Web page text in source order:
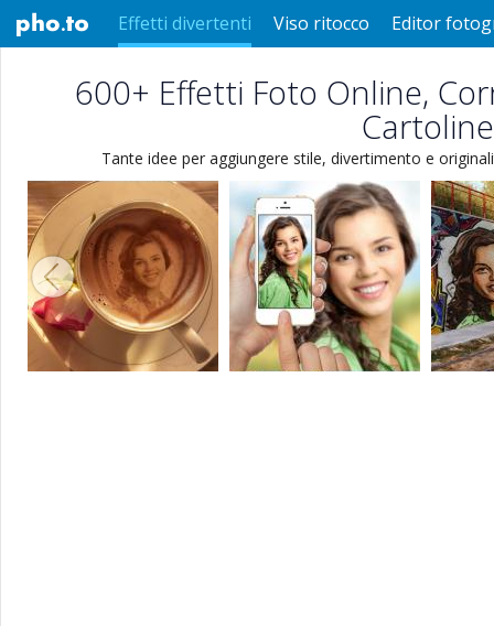
Effetti divertenti Viso ritocco Editor
600+ Effetti Foto Online,
Cartoline
Tante idee per aggiungere stile, divertimento e